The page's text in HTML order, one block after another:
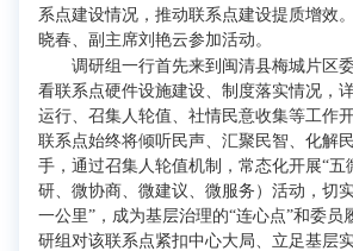
系点建设情况，推动联系点建设提质增效
晓春、副主席刘艳云参加活动。
调研组一行首先来到闽清县梅城片区委
看联系点硬件设施建设、制度落实情况，
运行、召集人轮值、社情民意收集等工作
联系点始终将倾听民声、汇聚民智、化解
手，通过召集人轮值机制，常态化开展“五
研、微协商、微建议、微服务）活动，切
一公里”，成为基层治理的“连心点”和委员
研组对该联系点紧扣中心大局、立足基层